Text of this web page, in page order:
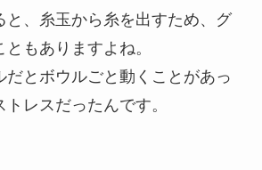
と、糸玉から糸を出すため、グ
もありますよね。
だとボウルごと動くことがあっ
レスだったんです。